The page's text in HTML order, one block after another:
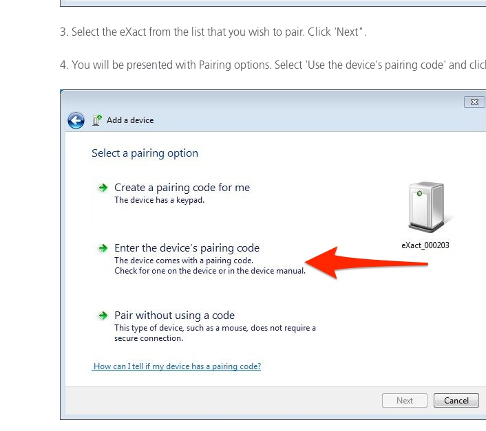
3. Select the eXact from the list that you wish to pair. Click 'Next".
4. You will be presented with Pairing options. Select 'Use the device's pairing code' and